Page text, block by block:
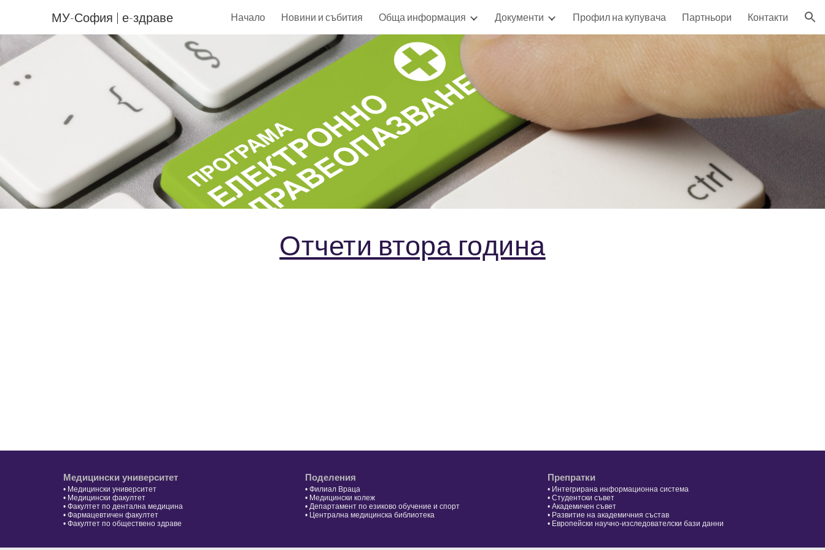
Skip to main content Skip to navigation
МУ-София | е-здраве Начало Новини и събития Обща информация Документи Профил на купувача Партньори Контакти
Отчети втора година
Медицински университет
• Медицински университет
• Медицински факултет
• Факултет по дентална медицина
• Фармацевтичен факултет
• Факултет по обществено здраве
Поделения
•Филиал Враца
• Медицински колеж
•Департамент по езиково обучение и спорт
• Централна медицинска библиотека
Препратки
• Интегрирана информационна система
•Студентски съвет
•Академичен съвет
• Развитие на академичния състав
• Европейски научно-изследователски бази данни